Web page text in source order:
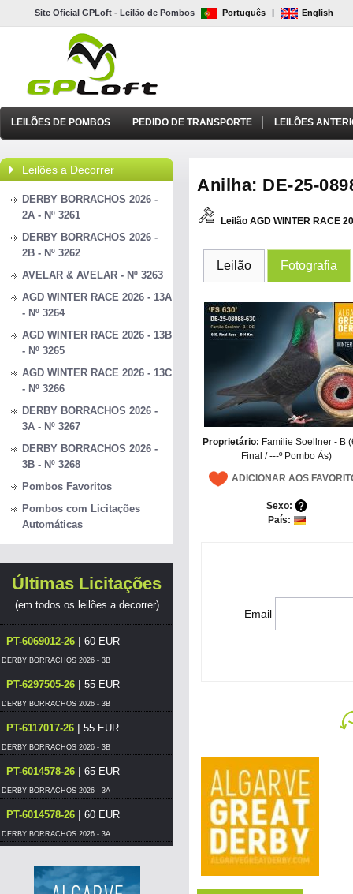
Site Oficial GPLoft - Leilão de Pombos Português | English
LEILÕES DE POMBOS PEDIDO DE TRANSPORTE LEILÕES
Leilões a Decorrer
DERBY BORRACHOS 2026 -
2A - Nº 3261
DERBY BORRACHOS 2026 -
2B - Nº 3262
AVELAR & AVELAR - Nº 3263
AGD WINTER RACE 2026 - 13A
- Nº 3264
AGD WINTER RACE 2026 - 13B
- Nº 3265
AGD WINTER RACE 2026 - 13C
- Nº 3266
DERBY BORRACHOS 2026 -
3A - Nº 3267
DERBY BORRACHOS 2026 -
3B - Nº 3268
Pombos Favoritos
Pombos com Licitações
Automáticas
Últimas Licitações
(em todos os leilões a decorrer)
PT-6069012-26 | 60 EUR
DERBY BORRACHOS 2026 - 3B
PT-6297505-26 | 55 EUR
DERBY BORRACHOS 2026 - 3B
PT-6117017-26 | 55 EUR
DERBY BORRACHOS 2026 - 3B
PT-6014578-26 | 65 EUR
DERBY BORRACHOS 2026 - 3A
PT-6014578-26 | 60 EUR
DERBY BORRACHOS 2026 - 3A
DERBY BORRACHOS 2026 - 3A
Anilha: DE-25-
Leilão AGD WINTER RACE
Leilão Fotografia
Proprietário: Familie Soellner - B
Final / ---º Pombo Ás)
ADICIONAR AOS
Sexo:
País:
Email